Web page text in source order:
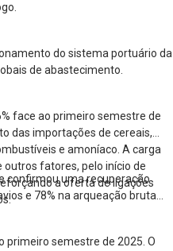
do sistema portuário da
de abastecimento.
face ao primeiro semestre de
das importações de cereais,
e amoníaco. A carga
fatores, pelo início de
a oferta de ligações
confirmou uma recuperação
e 78% na arqueação bruta
primeiro semestre de 2025. O